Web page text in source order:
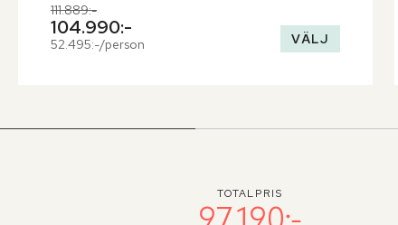
Tidigare pris,
111.889:-
Nuvarande pris,
104.990:-
52.495:-/person VÄLJ
TOTALPRIS